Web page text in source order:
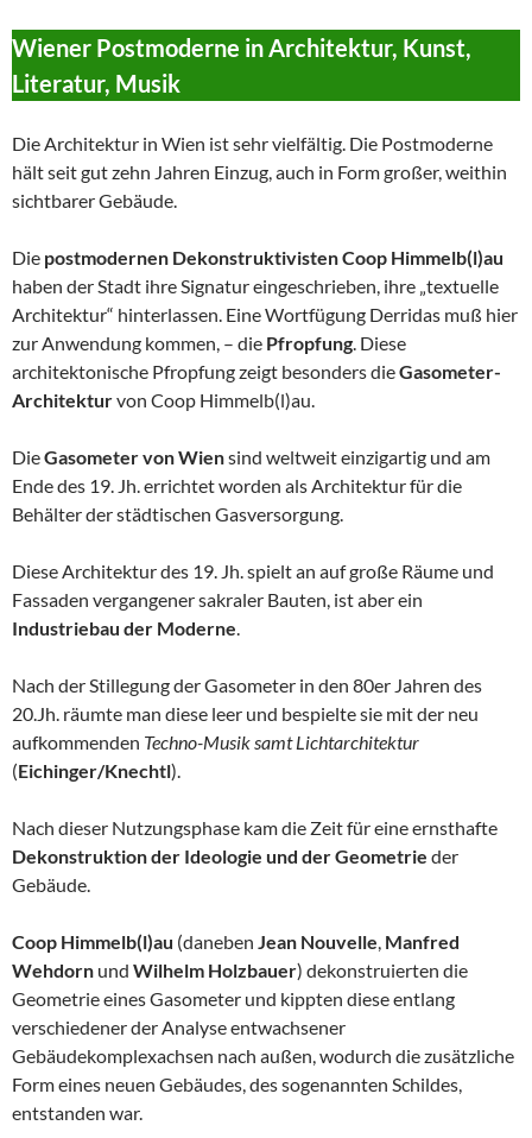
Wiener Postmoderne in Architektur, Kunst,
Literatur, Musik
Die Architektur in Wien ist sehr vielfältig. Die Postmoderne
hält seit gut zehn Jahren Einzug, auch in Form großer, weithin
sichtbarer Gebäude.
Die postmodernen Dekonstruktivisten Coop Himmelb(l)au
haben der Stadt ihre Signatur eingeschrieben, ihre „textuelle
Architektur“ hinterlassen. Eine Wortfügung Derridas muß hier
zur Anwendung kommen, – die Pfropfung. Diese
architektonische Pfropfung zeigt besonders dieGasometer-
Architekturvon Coop Himmelb(l)au.
DieGasometer von Wiensind weltweit einzigartig und am
Ende des 19. Jh. errichtet worden als Architektur für die
Behälter der städtischen Gasversorgung.
Diese Architektur des 19. Jh. spielt an auf große Räume und
Fassaden vergangener sakraler Bauten, ist aber ein
Industriebau der Moderne.
Nach der Stillegung der Gasometer in den 80er Jahren des
20.Jh. räumte man diese leer und bespielte sie mit der neu
aufkommenden Techno-Musik samt Lichtarchitektur
(Eichinger/Knechtl).
Nach dieser Nutzungsphase kam die Zeit für eine ernsthafte
Dekonstruktion der Ideologie und der Geometrie der
Gebäude.
Coop Himmelb(l)au (daneben Jean Nouvelle, Manfred
Wehdorn und Wilhelm Holzbauer) dekonstruierten die
Geometrie eines Gasometer und kippten diese entlang
verschiedener der Analyse entwachsener
Gebäudekomplexachsen nach außen, wodurch die zusätzliche
Form eines neuen Gebäudes, des sogenannten Schildes,
entstanden war.